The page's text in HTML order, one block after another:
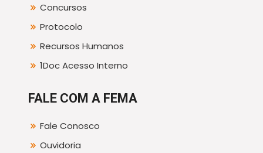
Concursos
Protocolo
Recursos Humanos
1Doc Acesso Interno
FALE COM A FEMA
Fale Conosco
Ouvidoria